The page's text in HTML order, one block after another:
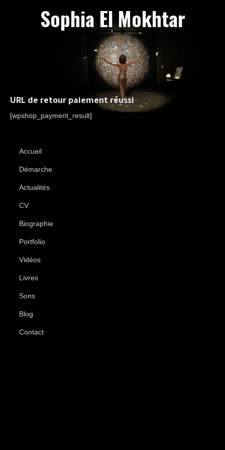
Sophia El Mokhtar
URL de retour paiement réussi
[wpshop_payment_result]
Accueil
Démarche
Actualités
CV
Biographie
Portfolio
Vidéos
Livres
Sons
Blog
Contact